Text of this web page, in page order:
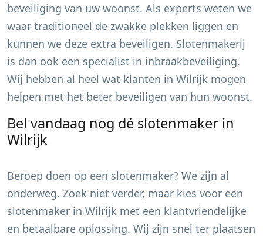
beveiliging van uw woonst. Als experts weten we
waar traditioneel de zwakke plekken liggen en
kunnen we deze extra beveiligen. Slotenmakerij
is dan ook een specialist in inbraakbeveiliging.
Wij hebben al heel wat klanten in Wilrijk mogen
helpen met het beter beveiligen van hun woonst.
Bel vandaag nog dé slotenmaker in
Wilrijk
Beroep doen op een slotenmaker? We zijn al
onderweg. Zoek niet verder, maar kies voor een
slotenmaker in Wilrijk met een klantvriendelijke
en betaalbare oplossing. Wij zijn snel ter plaatsen